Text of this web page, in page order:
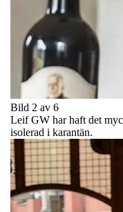
Bild 2 av 6
Leif GW har haft det
isolerad i karantän.